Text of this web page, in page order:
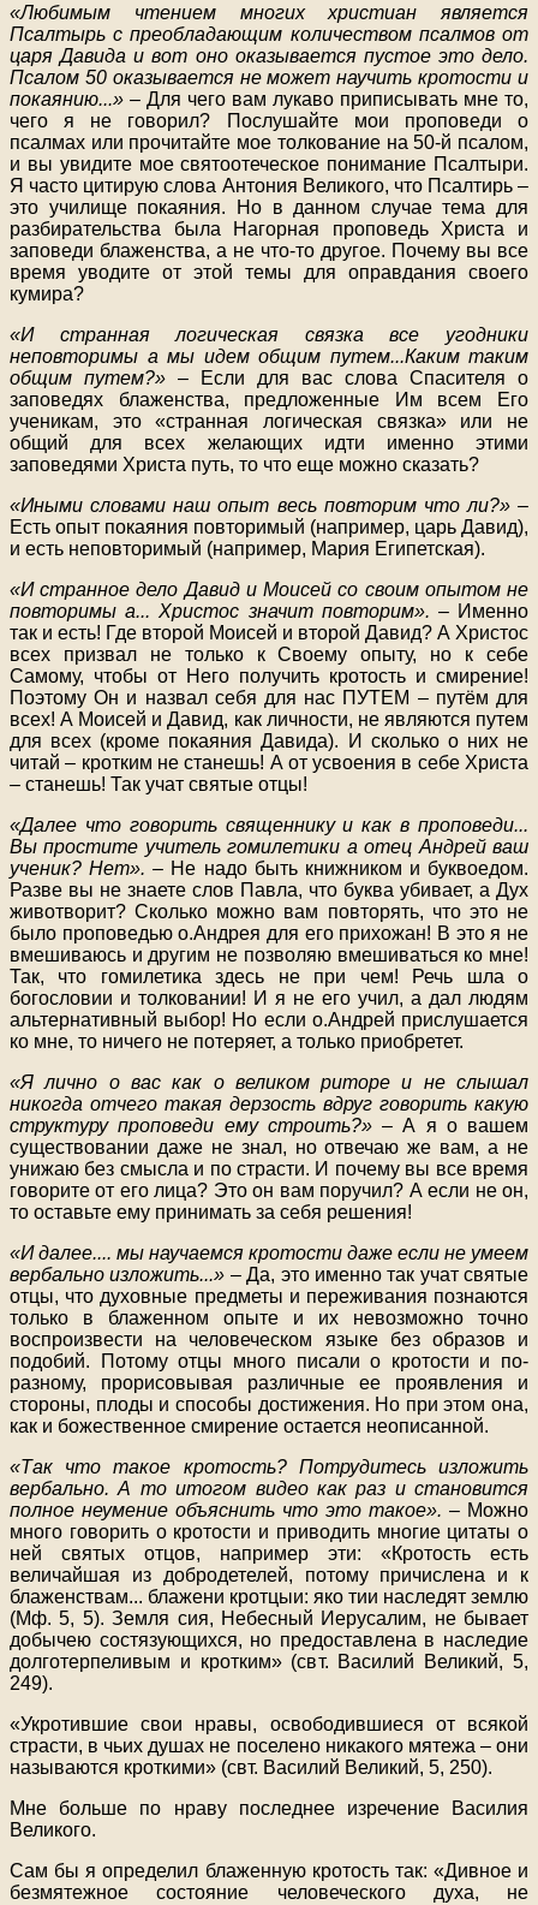
«Любимым чтением многих христиан является
Псалтырь с преобладающим количеством псалмов от
царя Давида и вот оно оказывается пустое это дело.
Псалом 50 оказывается не может научить кротости и
покаянию...» – Для чего вам лукаво приписывать мне то,
чего я не говорил? Послушайте мои проповеди о
псалмах или прочитайте мое толкование на 50-й псалом,
и вы увидите мое святоотеческое понимание Псалтыри.
Я часто цитирую слова Антония Великого, что Псалтирь –
это училище покаяния. Но в данном случае тема для
разбирательства была Нагорная проповедь Христа и
заповеди блаженства, а не что-то другое. Почему вы все
время уводите от этой темы для оправдания своего
кумира?
«И странная логическая связка все угодники
неповторимы а мы идем общим путем...Каким таким
общим путем?» – Если для вас слова Спасителя о
заповедях блаженства, предложенные Им всем Его
ученикам, это «странная логическая связка» или не
общий для всех желающих идти именно этими
заповедями Христа путь, то что еще можно сказать?
«Иными словами наш опыт весь повторим что ли?»–
Есть опыт покаяния повторимый (например, царь Давид),
и есть неповторимый (например, Мария Египетская).
«И странное дело Давид и Моисей со своим опытом не
повторимы а... Христос значит повторим». – Именно
так и есть! Где второй Моисей и второй Давид? А Христос
всех призвал не только к Своему опыту, но к себе
Самому, чтобы от Него получить кротость и смирение!
Поэтому Он и назвал себя для нас ПУТЕМ – путём для
всех! А Моисей и Давид, как личности, не являются путем
для всех (кроме покаяния Давида). И сколько о них не
читай – кротким не станешь! А от усвоения в себе Христа
– станешь! Так учат святые отцы!
«Далее что говорить священнику и как в проповеди...
Вы простите учитель гомилетики а отец Андрей ваш
ученик? Нет». – Не надо быть книжником и буквоедом.
Разве вы не знаете слов Павла, что буква убивает, а Дух
животворит? Сколько можно вам повторять, что это не
было проповедью о.Андрея для его прихожан! В это я не
вмешиваюсь и другим не позволяю вмешиваться ко мне!
Так, что гомилетика здесь не при чем! Речь шла о
богословии и толковании! И я не его учил, а дал людям
альтернативный выбор! Но если о.Андрей прислушается
ко мне, то ничего не потеряет, а только приобретет.
«Я лично о вас как о великом риторе и не слышал
никогда отчего такая дерзость вдруг говорить какую
структуру проповеди ему строить?»– А я о вашем
существовании даже не знал, но отвечаю же вам, а не
унижаю без смысла и по страсти. И почему вы все время
говорите от его лица? Это он вам поручил? А если не он,
то оставьте ему принимать за себя решения!
«И далее.... мы научаемся кротости даже если не умеем
вербально изложить...» – Да, это именно так учат святые
отцы, что духовные предметы и переживания познаются
только в блаженном опыте и их невозможно точно
воспроизвести на человеческом языке без образов и
подобий. Потому отцы много писали о кротости и по-
разному, прорисовывая различные ее проявления и
стороны, плоды и способы достижения. Но при этом она,
как и божественное смирение остается неописанной.
«Так что такое кротость? Потрудитесь изложить
вербально. А то итогом видео как раз и становится
полное неумение объяснить что это такое». – Можно
много говорить о кротости и приводить многие цитаты о
ней святых отцов, например эти: «Кротость есть
величайшая из добродетелей, потому причислена и к
блаженствам... блажени кротцыи: яко тии наследят землю
(Мф. 5, 5). Земля сия, Небесный Иерусалим, не бывает
добычею состязующихся, но предоставлена в наследие
долготерпеливым и кротким» (свт. Василий Великий, 5,
249).
«Укротившие свои нравы, освободившиеся от всякой
страсти, в чьих душах не поселено никакого мятежа – они
называются кроткими» (свт. Василий Великий, 5, 250).
Мне больше по нраву последнее изречение Василия
Великого.
Сам бы я определил блаженную кротость так: «Дивное и
безмятежное состояние человеческого духа, не